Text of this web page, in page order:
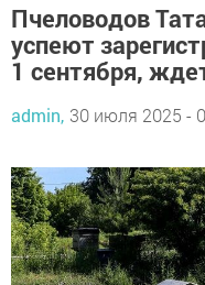
Пчеловодов
успеют
1 сентября,
admin, 30 июля 2025 -